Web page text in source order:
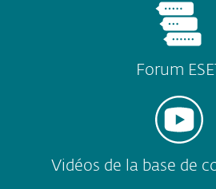
Forum
Vidéos de la base de